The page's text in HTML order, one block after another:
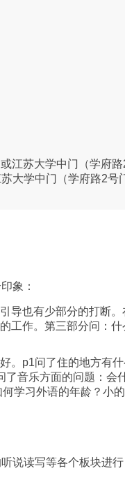
江苏大学中门（学府路
大学中门（学府路2号
象：
导也有少部分的打断。
工作。第三部分问：什
。p1问了住的地方有
音乐方面的问题：会
学习外语的年龄？小
说读写等各个板块进